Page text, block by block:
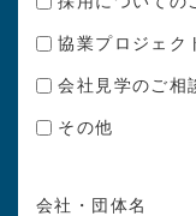
協業プロジェク
会社見学のご相
その他
会社・団体名